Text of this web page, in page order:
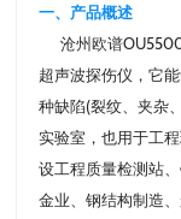
一、产品概述
沧州欧谱
超声波探伤仪，它
种缺陷(裂纹、夹杂
实验室，也用于工
设工程质量检测站
金业、钢结构制造